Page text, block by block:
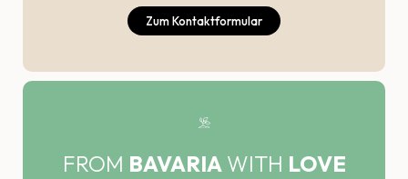
Zum Kontaktformular
FROM BAVARIAWITH LOVE